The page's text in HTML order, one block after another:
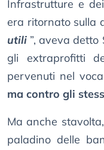
Infrastrutture e
era ritornato sulla
utili ”, aveva
gli extraprofitti
pervenuti nel
ma contro gli
Ma anche
paladino delle